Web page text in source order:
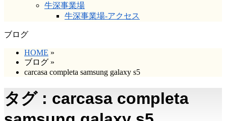
牛深事業場
牛深事業場-アクセス
ブログ
HOME »
ブログ »
carcasa completa samsung galaxy s5
タグ : carcasa completa